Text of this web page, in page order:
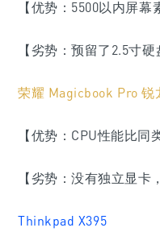
【优势：5500以内屏幕
【劣势：预留了2.5寸
荣耀 Magicbook Pro 锐
【优势：CPU性能比同
【劣势：没有独立显卡
Thinkpad X395